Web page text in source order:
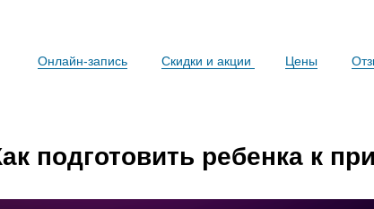
Онлайн-запись Скидки и акции Цены
подготовить ребенка к